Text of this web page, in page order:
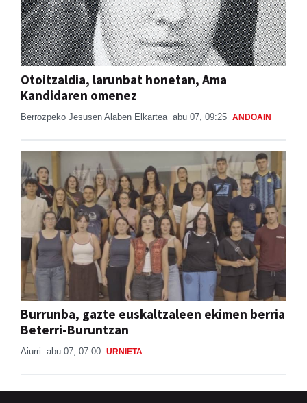
Otoitzaldia, larunbat honetan, Ama
Kandidaren omenez
Berrozpeko Jesusen Alaben Elkartea abu 07, 09:25 ANDOAIN
Burrunba, gazte euskaltzaleen ekimen berria
Beterri-Buruntzan
Aiurri abu 07, 07:00 URNIETA